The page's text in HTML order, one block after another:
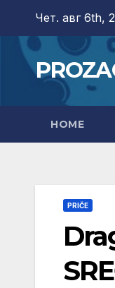
content
Чет. авг 6th,
HOME
PRIČE